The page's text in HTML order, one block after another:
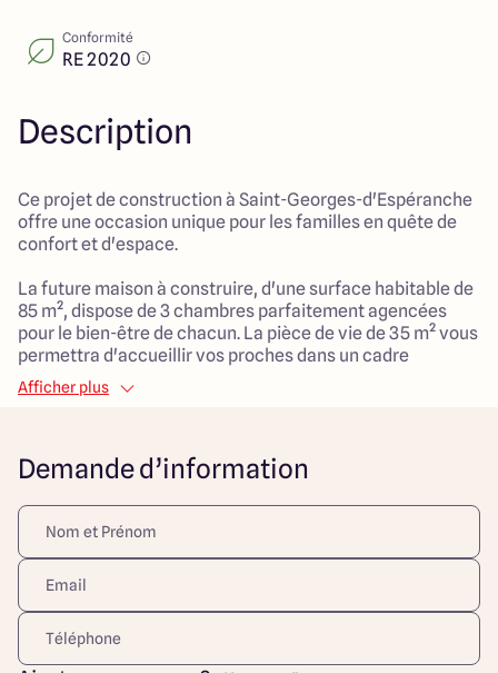
Conformité
RE 2020
Description
Ce projet de construction à Saint-Georges-d'Espéranche
offre une occasion unique pour les familles en quête de
confort et d'espace.
La future maison à construire, d'une surface habitable de
85 m², dispose de 3 chambres parfaitement agencées
pour le bien-être de chacun. La pièce de vie de 35 m² vous
permettra d'accueillir vos proches dans un cadre
chaleureux, tandis que le garage de 20 m² attenant
apportera praticité au quotidien avec un accès direct à la
emplacement paisible en pleine campagne, idéal pour les
À proximité, vous trouverez des infrastructures telles que
école primaire et collège, des services de santé, ainsi que
des espaces verts propices aux loisirs en famille. Les
accès à l'autoroute sont également à proximité pour plus
de commodité.
Ce projet de construction allie donc modernité, le tout
dans un cadre calme et agréable, parfait pour
Afficher plus
Demande d’information